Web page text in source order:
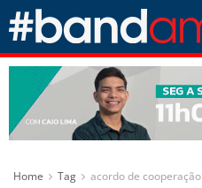
Home Tag acordo de cooperação